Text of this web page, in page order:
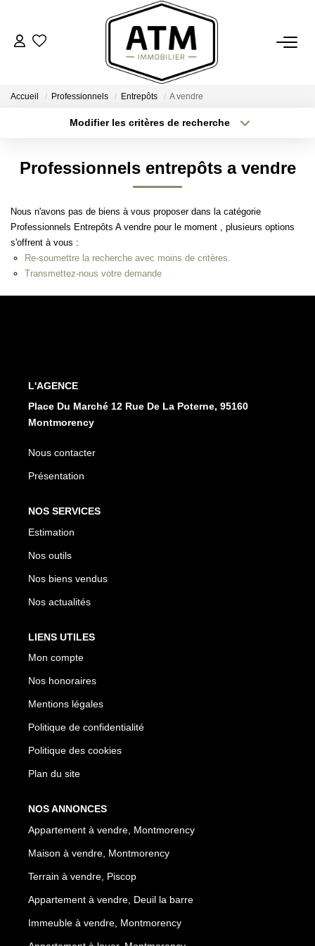
ACHETER
Notre Agence
Nos Engagements
Nos Avis Clients
Accueil Professionnels Entrepôts A vendre
Modifier les critères de recherche
Type de bien
Surface min
Budget max Plus de critères
Professionnels entrepôts a vendre
Nous n'avons pas de biens à vous proposer dans la catégorie
Professionnels Entrepôts A vendre pour le moment , plusieurs options
s'offrent à vous :
Re-soumettre la recherche avec moins de critères.
Transmettez-nous votre demande
L'AGENCE
Place Du Marché 12 Rue De La Poterne, 95160
Montmorency
Nous contacter
Présentation
NOS SERVICES
Estimation
Nos outils
Nos biens vendus
Nos actualités
LIENS UTILES
Mon compte
Nos honoraires
Mentions légales
Politique de confidentialité
Politique des cookies
Plan du site
NOS ANNONCES
Appartement à vendre, Montmorency
Maison à vendre, Montmorency
Terrain à vendre, Piscop
Appartement à vendre, Deuil la barre
Immeuble à vendre, Montmorency